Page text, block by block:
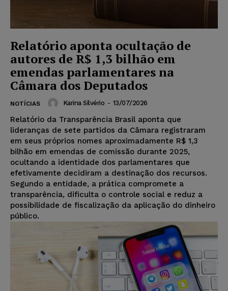
Relatório aponta ocultação de
autores de R$ 1,3 bilhão em
emendas parlamentares na
Câmara dos Deputados
NOTÍCIAS Karina Silvério - 13/07/2026
Relatório da Transparência Brasil aponta que
lideranças de sete partidos da Câmara registraram
em seus próprios nomes aproximadamente R$ 1,3
bilhão em emendas de comissão durante 2025,
ocultando a identidade dos parlamentares que
efetivamente decidiram a destinação dos recursos.
Segundo a entidade, a prática compromete a
transparência, dificulta o controle social e reduz a
possibilidade de fiscalização da aplicação do dinheiro
público.